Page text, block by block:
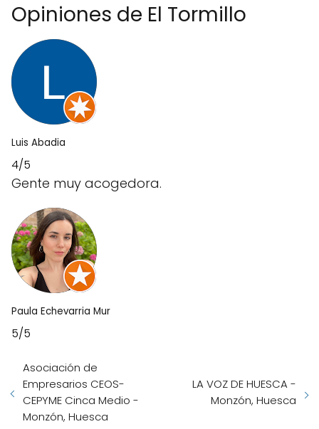
Opiniones de El Tormillo
Luis Abadia
4/5
Gente muy acogedora.
Paula Echevarria Mur
5/5
Asociación de
Empresarios CEOS-
CEPYME Cinca Medio -
Monzón, Huesca
LA VOZ DE HUESCA -
Monzón, Huesca